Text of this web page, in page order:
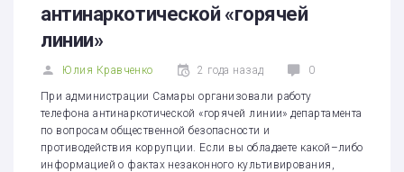
антинаркотической «горячей
линии»
Юлия Кравченко 2 года назад 0
При администрации Самары организовали работу
телефона антинаркотической «горячей линии» департамента
по вопросам общественной безопасности и
противодействия коррупции. Если вы обладаете какой–либо
информацией о фактах незаконного культивирования,